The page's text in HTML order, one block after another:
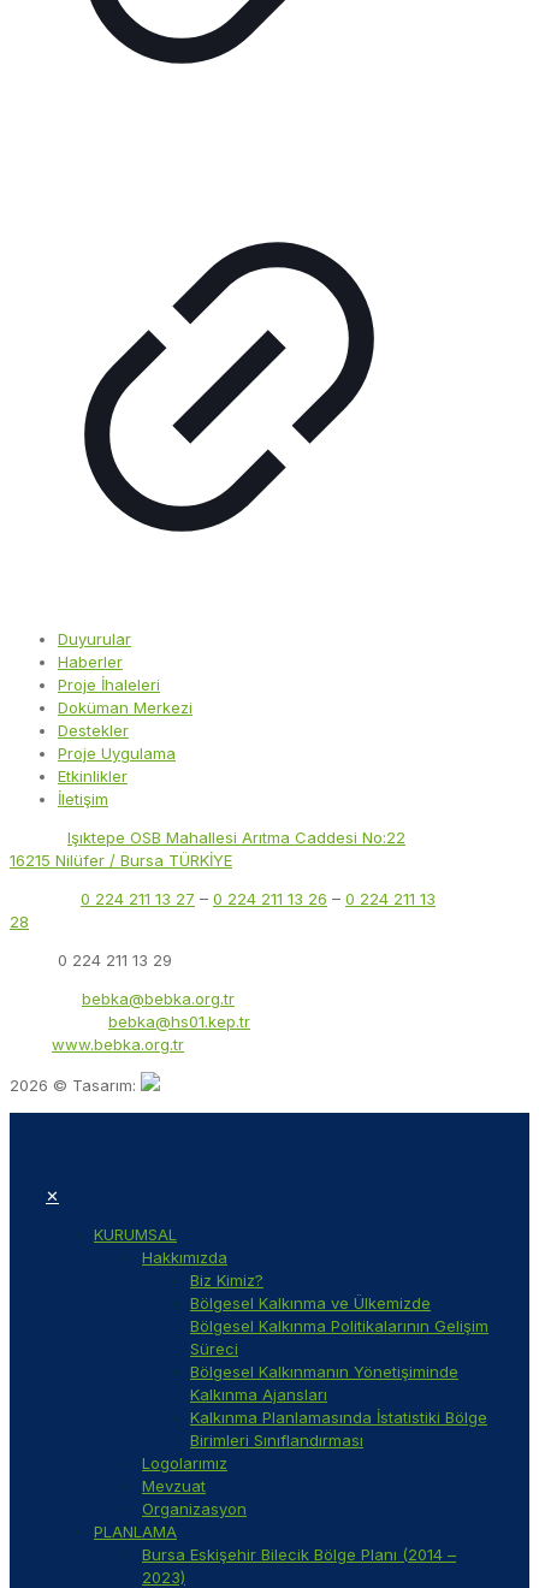
Duyurular
Haberler
Proje İhaleleri
Doküman Merkezi
Destekler
Proje Uygulama
Etkinlikler
İletişim
Işıktepe OSB Mahallesi Arıtma Caddesi No:22
16215 Nilüfer / Bursa TÜRKİYE
0 224 211 13 27 – 0 224 211 13 26 – 0 224 211 13
28
0 224 211 13 29
bebka@bebka.org.tr
bebka@hs01.kep.tr
www.bebka.org.tr
2026 © Tasarım:
✕
KURUMSAL
Hakkımızda
Biz Kimiz?
Bölgesel Kalkınma ve Ülkemizde
Bölgesel Kalkınma Politikalarının Gelişim
Süreci
Bölgesel Kalkınmanın Yönetişiminde
Kalkınma Ajansları
Kalkınma Planlamasında İstatistiki Bölge
Birimleri Sınıflandırması
Logolarımız
Mevzuat
Organizasyon
PLANLAMA
Bursa Eskişehir Bilecik Bölge Planı (2014 –
2023)